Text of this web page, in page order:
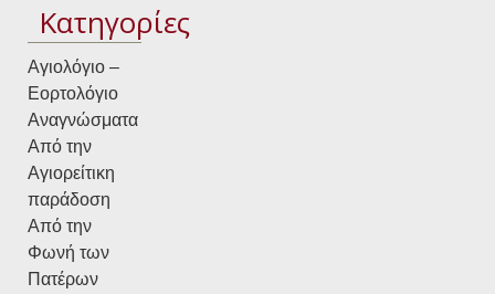
Kατηγορίες
Αγιολόγιο –
Εορτολόγιο
Αναγνώσματα
Από την
Αγιορείτικη
παράδοση
Από την
Φωνή των
Πατέρων